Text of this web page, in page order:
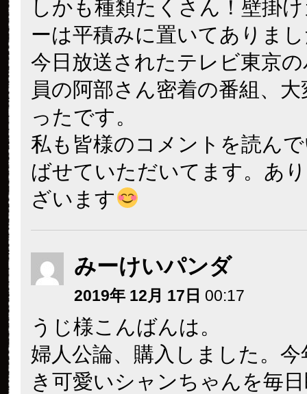
しかも種類たくさん！壁掛
ーは平積みに置いてありま
今日放送されたテレビ東京
員の阿部さん密着の番組、
ったです。
私も皆様のコメントを読ん
ばせていただいてます。あ
ざいます
みーけいパンダ
2019年 12月 17日 00:17
うじ様こんばんは。
婦人公論、購入しました。
き可愛いシャンちゃんを毎